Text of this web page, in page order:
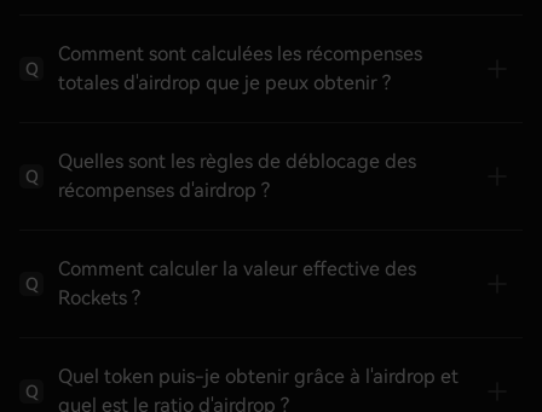
Q
Comment sont calculées les récompenses
totales d'airdrop que je peux obtenir ?
Q
Quelles sont les règles de déblocage des
récompenses d'airdrop ?
Q
Comment calculer la valeur effective des
Rockets ?
Q
Quel token puis-je obtenir grâce à l'airdrop et
quel est le ratio d'airdrop ?